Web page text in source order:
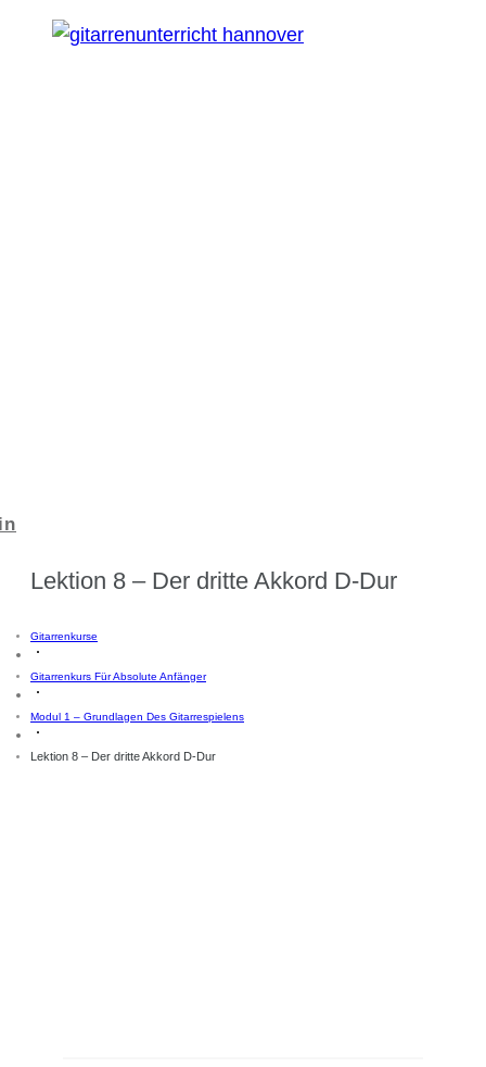
Lektion 8 – Der dritte Akkord D-Dur
Gitarrenkurse
Gitarrenkurs Für Absolute Anfänger
Modul 1 – Grundlagen Des Gitarrespielens
Lektion 8 – Der dritte Akkord D-Dur